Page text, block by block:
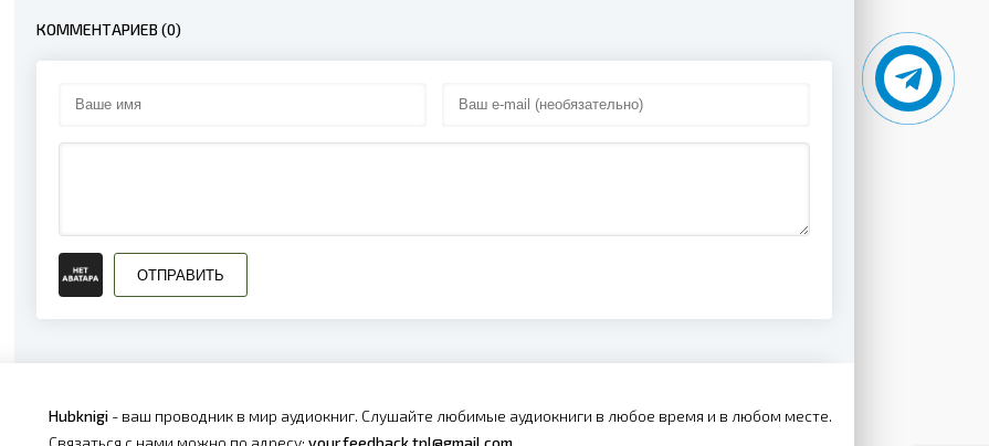
КОММЕНТАРИЕВ (0)
ОТПРАВИТЬ
Hubknigi - ваш проводник в мир аудиокниг. Слушайте любимые аудиокниги в любое время и в любом месте.
Связаться с нами можно по адресу: your.feedback.tpl@gmail.com